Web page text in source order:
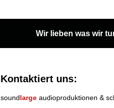
Wir lieben was wir
Kontaktiert uns:
soundlarge audioproduktionen &